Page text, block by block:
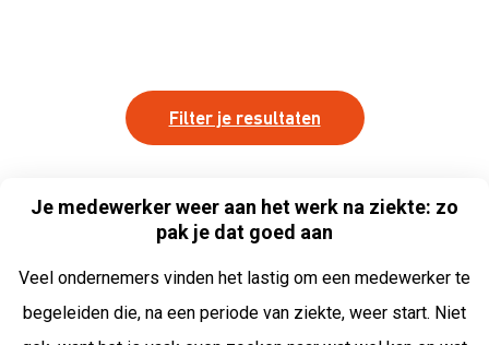
Filter je resultaten
Je medewerker weer aan het werk na ziekte: zo
pak je dat goed aan
Veel ondernemers vinden het lastig om een medewerker te
begeleiden die, na een periode van ziekte, weer start. Niet